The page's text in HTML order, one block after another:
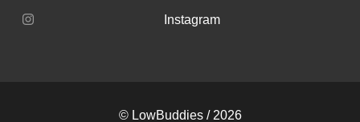
Instagram
© LowBuddies/ 2026